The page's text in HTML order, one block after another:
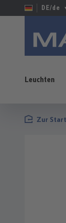
Hauptinhalt
Zur Suche springen
Zur
DE/de
Leuchten
Zur